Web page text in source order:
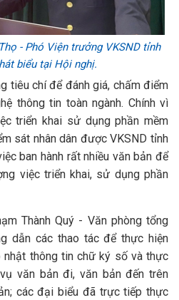
- Phó Viện trưởng VKSND tỉnh
biểu tại Hội nghị.
tiêu chí để đánh giá, chấm điểm
thông tin toàn ngành. Chính vì
triển khai sử dụng phần mềm
sát nhân dân được VKSND tỉnh
ban hành rất nhiều văn bản để
việc triển khai, sử dụng phần
Thành Quý - Văn phòng tổng
dẫn các thao tác để thực hiện
nhật thông tin chữ ký số và thực
văn bản đi, văn bản đến trên
các đại biểu đã trực tiếp thực